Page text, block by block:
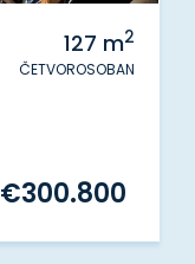
127 m2
ČETVOROSOBAN
€300.800